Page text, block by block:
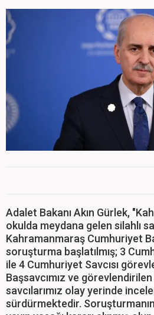
Adalet Bakanı Akın Gürlek,
okulda meydana gelen silahlı
Kahramanmaraş Cumhuriyet
soruşturma başlatılmış; 3
ile 4 Cumhuriyet Savcısı
Başsavcımız ve
savcılarımız olay yerinde
sürdürmektedir.